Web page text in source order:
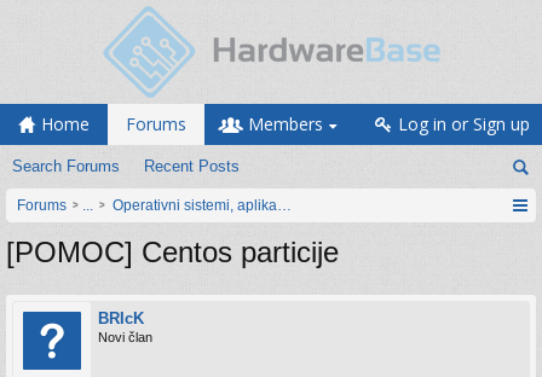
Home Forums
Search Forums Recent Posts
Members Log in or Sign up
Forums ... Operativni sistemi, aplikacije i programiranje
[POMOC] Centos particije
BRIcK
Novi član